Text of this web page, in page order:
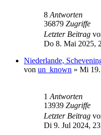
8 Antworten
36879 Zugriffe
Letzter Beitrag
Do 8. Mai 2025,
Niederlande,
von un_known » Mi
1 Antworten
13939 Zugriffe
Letzter Beitrag
Di 9. Jul 2024,